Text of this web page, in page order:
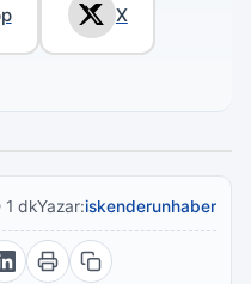
X
1 dkYazar:iskenderunhaber